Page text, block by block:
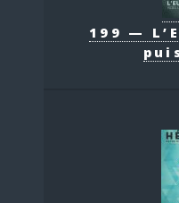
199 —